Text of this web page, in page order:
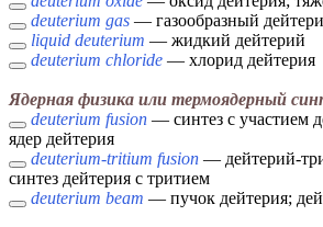
deuterium gas — газообразный
liquid deuterium — жидкий дейтерий
deuterium chloride — хлорид дейтерия
Ядерная физика или термоядерный
deuterium fusion — синтез с участием
ядер дейтерия
deuterium-tritium fusion — дейтерий-
синтез дейтерия с тритием
deuterium beam — пучок дейтерия;